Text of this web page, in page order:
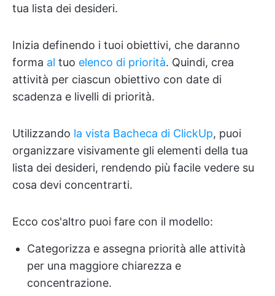
tua lista dei desideri.
Inizia definendo i tuoi obiettivi, che daranno
forma al tuo elenco di priorità. Quindi, crea
attività per ciascun obiettivo con date di
scadenza e livelli di priorità.
Utilizzando la vista Bacheca di ClickUp, puoi
organizzare visivamente gli elementi della tua
lista dei desideri, rendendo più facile vedere su
cosa devi concentrarti.
Ecco cos'altro puoi fare con il modello:
Categorizza e assegna priorità alle attività
per una maggiore chiarezza e
concentrazione.